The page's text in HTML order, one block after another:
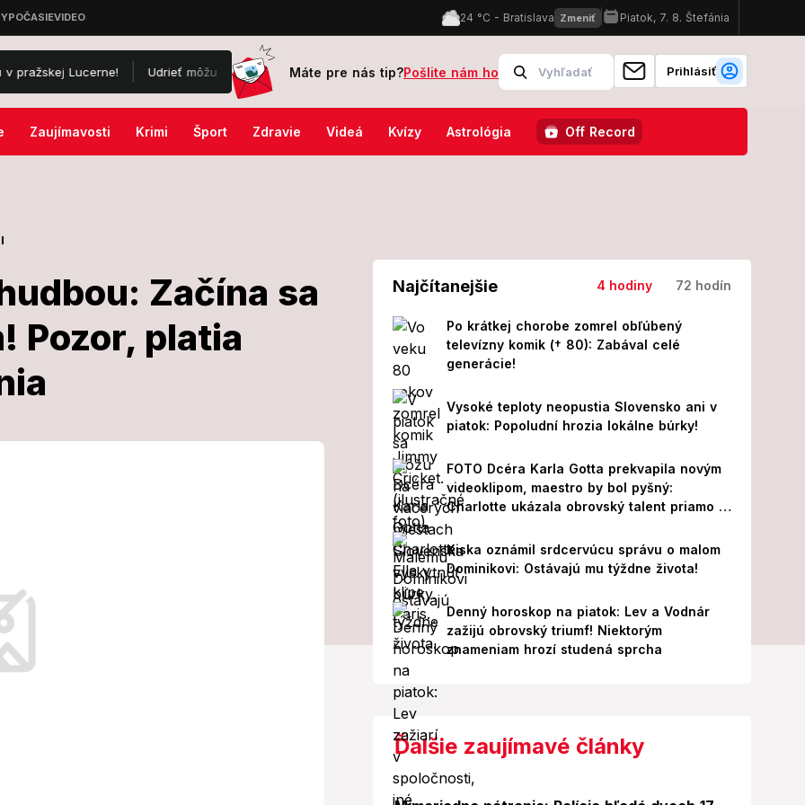
Udrieť môžu prudké lejaky, silný vietor aj krúpy: SHMÚ varuje pred búrkami vo viacerých okresoch! FOTO Škandál po
Máte pre nás tip?Pošlite nám ho Prihlásiť
Zaujímavosti Krimi Šport Zdravie Videá Kvízy Astrológia Off Record
Začína sa
Pozor, platia
žiť hudbou:
Najčítanejšie 4 hodiny 72 hodín
Po krátkej chorobe zomrel obľúbený
televízny komik († 80): Zabával celé
generácie!
Vysoké teploty neopustia Slovensko ani v
piatok: Popoludní hrozia lokálne búrky!
FOTO Dcéra Karla Gotta prekvapila novým
videoklipom, maestro by bol pyšný:
Charlotte ukázala obrovský talent priamo v
Paríži!
Kiska oznámil srdcervúcu správu o malom
Dominikovi: Ostávajú mu týždne života!
Denný horoskop na piatok: Lev a Vodnár
zažijú obrovský triumf! Niektorým
znameniam hrozí studená sprcha
Ďalšie zaujímavé články